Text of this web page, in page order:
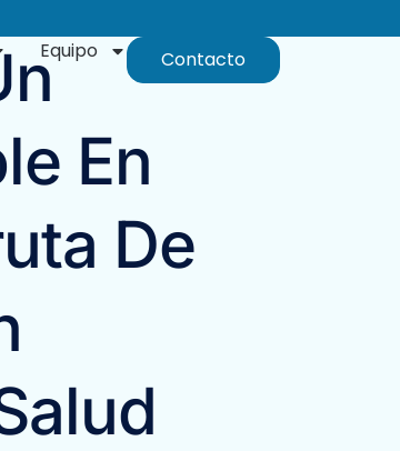
Equipo Contacto
En
De